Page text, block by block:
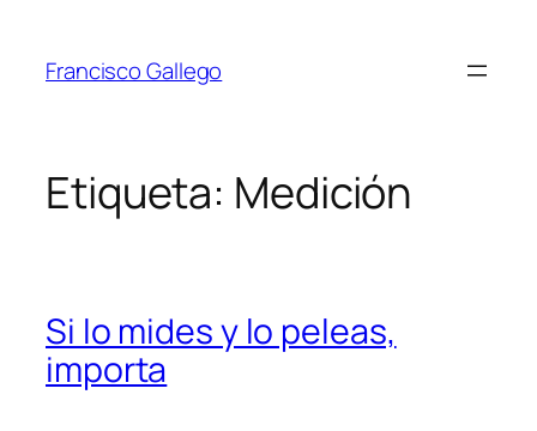
contenido
Francisco Gallego
Etiqueta: Medición
Si lo mides y lo peleas,
importa